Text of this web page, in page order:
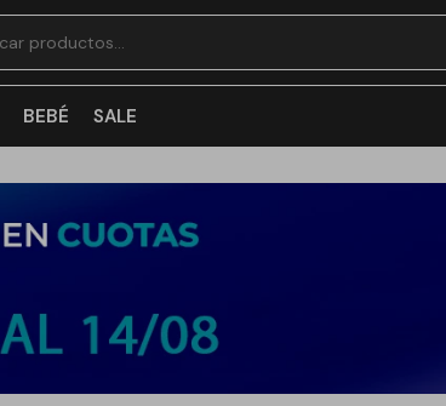
BEBÉ SALE